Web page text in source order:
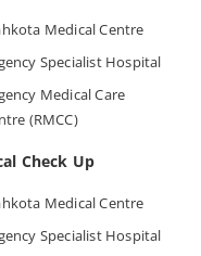
Medical Centre
Specialist Hospital
Medical Care
(RMCC)
Check Up
Medical Centre
Specialist Hospital